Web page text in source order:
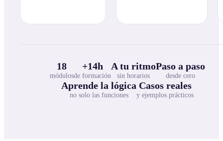
18
módulos
+14h
de formación
A tu ritmo
sin horarios
Paso a paso
desde cero
Aprende la lógica
no solo las funciones
Casos reales
y ejemplos prácticos